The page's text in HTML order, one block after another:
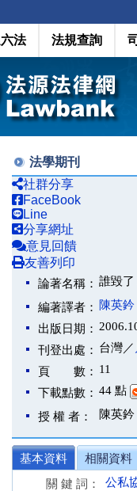
法 法規查詢
法學期刊
社群分享
FaceBook
Line
分享網址
意見回饋
友善列印
論著名稱： 誰毀了
編著譯者：
陳英鈐
出版日期：
刊登出處： 台灣／
頁 數： 11
下載點數： 44 點
授 權 者：
陳英鈐
基本資料
相關資料
關 鍵 詞：
公私